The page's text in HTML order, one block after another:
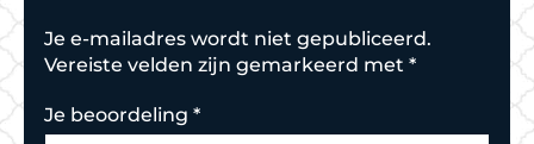
Je e-mailadres wordt niet gepubliceerd.
Vereiste velden zijn gemarkeerd met*
Je beoordeling*